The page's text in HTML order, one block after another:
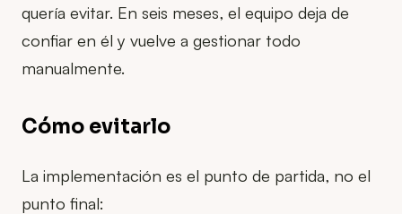
quería evitar. En seis meses, el equipo deja de
confiar en él y vuelve a gestionar todo
manualmente.
Cómo evitarlo
La implementación es el punto de partida, no el
punto final: